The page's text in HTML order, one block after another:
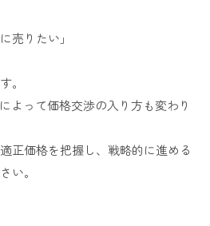
売りたい」
。
よって価格交渉の入り方も変わり
正価格を把握し、戦略的に進める
い。